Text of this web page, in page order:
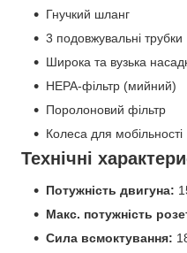
Гнучкий шланг
3 подовжувальні трубки
Широка та вузька
HEPA-фільтр (мийний)
Поролоновий фільтр
Колеса для мобільності
Технічні
Потужність двигуна:
Макс. потужність
Сила всмоктування: